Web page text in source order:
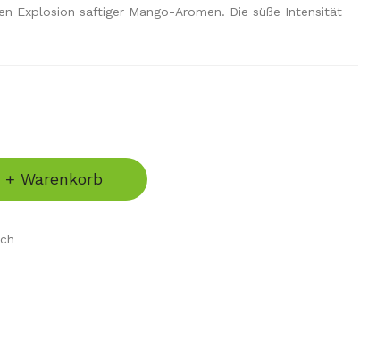
Explosion saftiger Mango-Aromen. Die süße Intensität
+ Warenkorb